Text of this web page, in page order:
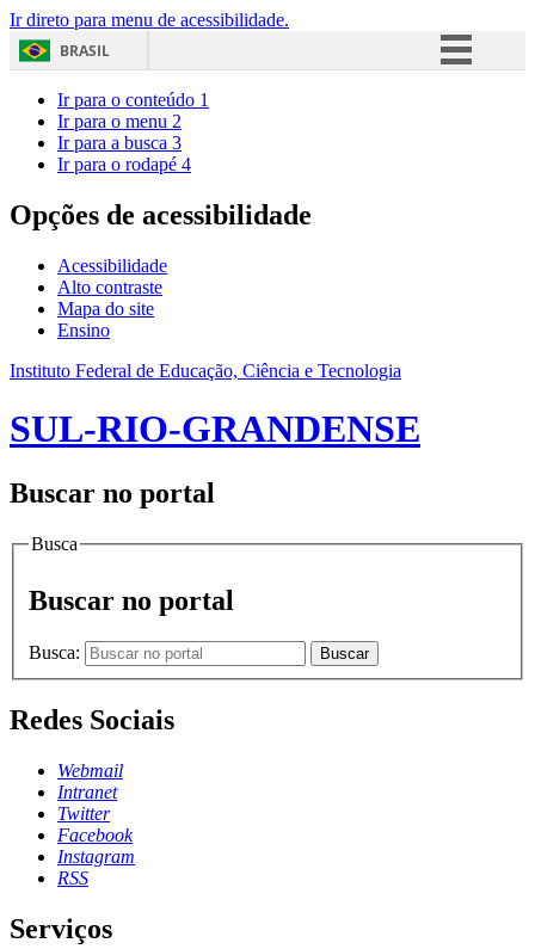
Ir direto para menu de acessibilidade.
BRASIL
Acesso à informação
Ir para o conteúdo 1
Ir para o menu 2
Ir para a busca 3
Ir para o rodapé 4
Opções de acessibilidade
Acessibilidade
Alto contraste
Mapa do site
Ensino
Instituto Federal de Educação, Ciência e Tecnologia
SUL-RIO-GRANDENSE
Buscar no portal
Busca
Buscar no portal
Busca: Buscar
Redes Sociais
Webmail
Intranet
Twitter
Facebook
Instagram
RSS
Serviços